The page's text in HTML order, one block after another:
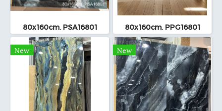
80x160cm. PSA16801 80x160cm. PPG16801
New New